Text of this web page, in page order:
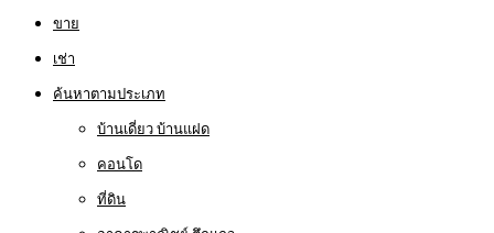
ขาย
เช่า
ค้นหาตามประเภท
บ้านเดี่ยว บ้านแฝด
คอนโด
ที่ดิน